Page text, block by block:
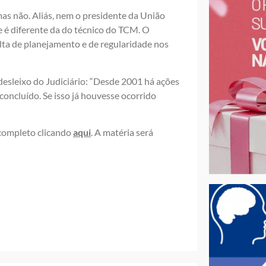
não. Aliás, nem o presidente da União
diferente da do técnico do TCM. O
de planejamento e de regularidade nos
do Judiciário: “Desde 2001 há ações
Se isso já houvesse ocorrido
clicandoaqui. A matéria será